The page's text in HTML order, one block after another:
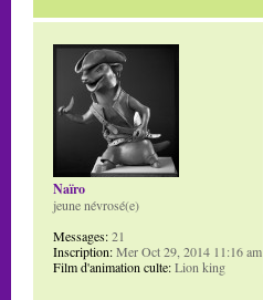
Naïro
jeune névrosé(e)
Messages:21
Inscription:Mer Oct 29, 2014 11:16 am
Film d'animation culte:Lion king